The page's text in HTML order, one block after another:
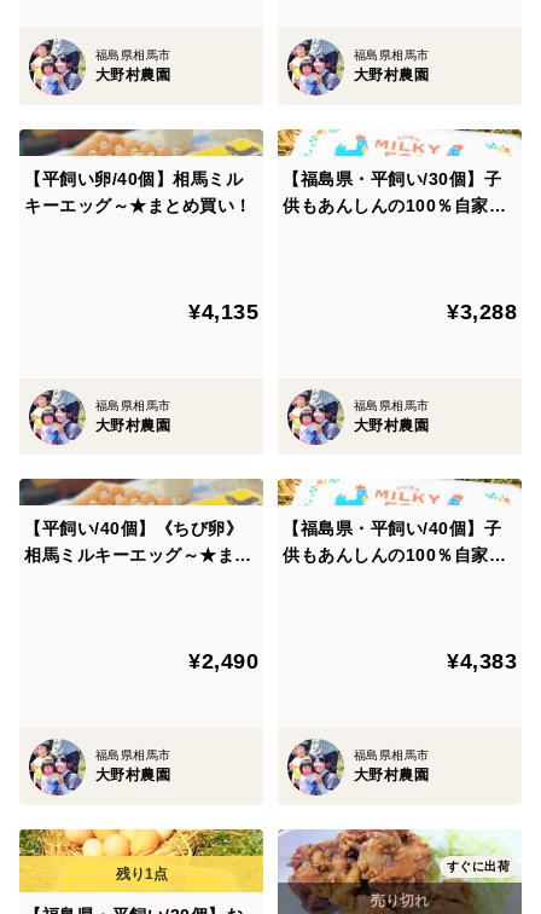
福島県相馬市
大野村農園
福島県相馬市
大野村農園
【平飼い卵/40個】相馬ミル
キーエッグ～★まとめ買い！
¥4,135
福島県相馬市
大野村農園
【福島県・平飼い/30個】子
供もあんしんの100％自家配
¥3,288
福島県相馬市
大野村農園
【平飼い/40個】《ちび卵》
相馬ミルキーエッグ～★まと
¥2,490
福島県相馬市
大野村農園
【福島県・平飼い/40個】子
供もあんしんの100％自家配
¥4,383
福島県相馬市
大野村農園
すぐに出荷